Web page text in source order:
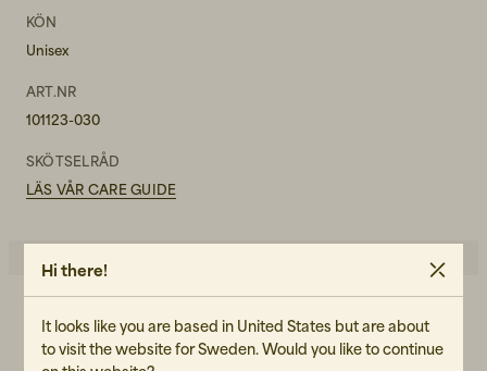
KÖN
Unisex
ART.NR
101123-030
SKÖTSELRÅD
LÄS VÅR CARE GUIDE
4.0 5☆
4
3 ☆
Hi there!
It looks like you are based in United States but are about
to visit the website for Sweden. Would you like to continue